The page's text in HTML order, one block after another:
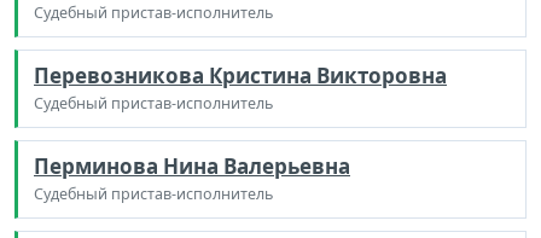
Судебный пристав-исполнитель
Перевозникова Кристина Викторовна
Судебный пристав-исполнитель
Перминова Нина Валерьевна
Судебный пристав-исполнитель